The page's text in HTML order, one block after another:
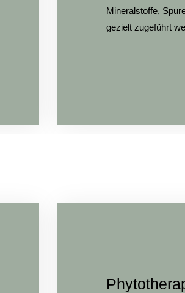
Mineralstoffe,
gezielt zugeführt